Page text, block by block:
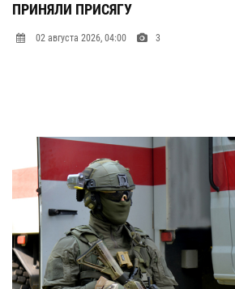
ПРИНЯЛИ ПРИСЯГУ
02 августа 2026, 04:00 3